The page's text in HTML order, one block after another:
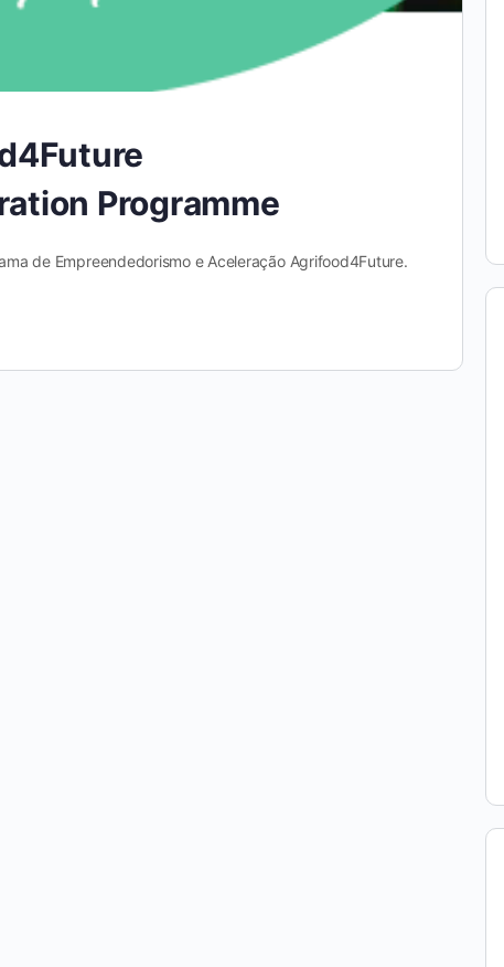
Programme
de Empreendedorismo e Aceleração Agrifood4Future.